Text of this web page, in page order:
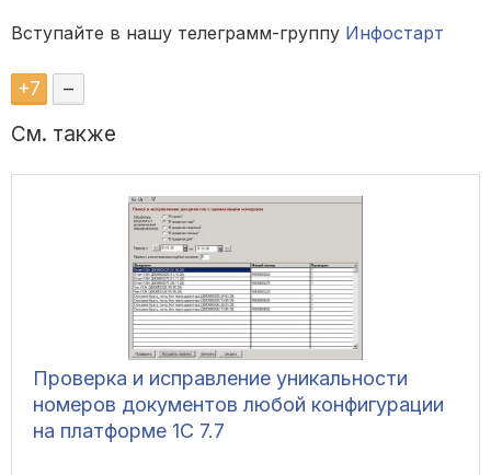
Вступайте в нашу телеграмм-группу Инфостарт
+7 –
См. также
Проверка и исправление уникальности
номеров документов любой конфигурации
на платформе 1С 7.7